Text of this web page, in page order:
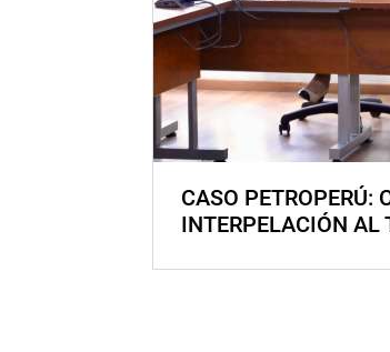
CASO PETROPERÚ:
INTERPELACIÓN AL